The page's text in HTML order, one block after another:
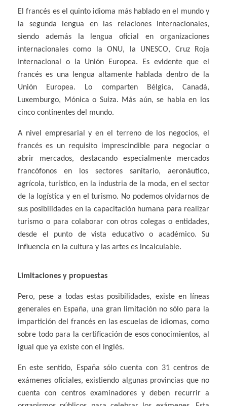
El francés es el quinto idioma más hablado en el mundo y
la segunda lengua en las relaciones internacionales,
siendo además la lengua oficial en organizaciones
internacionales como la ONU, la UNESCO, Cruz Roja
Internacional o la Unión Europea. Es evidente que el
francés es una lengua altamente hablada dentro de la
Unión Europea. Lo comparten Bélgica, Canadá,
Luxemburgo, Mónica o Suiza. Más aún, se habla en los
cinco continentes del mundo.
A nivel empresarial y en el terreno de los negocios, el
francés es un requisito imprescindible para negociar o
abrir mercados, destacando especialmente mercados
francófonos en los sectores sanitario, aeronáutico,
agrícola, turístico, en la industria de la moda, en el sector
de la logística y en el turismo. No podemos olvidarnos de
sus posibilidades en la capacitación humana para realizar
turismo o para colaborar con otros colegas o entidades,
desde el punto de vista educativo o académico. Su
influencia en la cultura y las artes es incalculable.
Limitaciones y propuestas
Pero, pese a todas estas posibilidades, existe en líneas
generales en España, una gran limitación no sólo para la
impartición del francés en las escuelas de idiomas, como
sobre todo para la certificación de esos conocimientos, al
igual que ya existe con el inglés.
En este sentido, España sólo cuenta con 31 centros de
exámenes oficiales, existiendo algunas provincias que no
cuenta con centros examinadores y deben recurrir a